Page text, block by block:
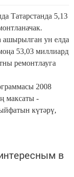
Татарстанда 5,13
ашырылган ун елда
53,03 миллиард
ремонтлауга
2008
максаты -
күтәрү,
в